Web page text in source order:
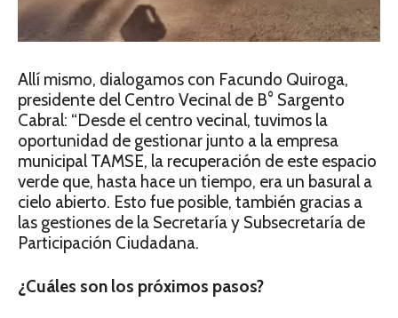
Allí mismo, dialogamos con Facundo Quiroga,
presidente del Centro Vecinal de B° Sargento
Cabral: “Desde el centro vecinal, tuvimos la
oportunidad de gestionar junto a la empresa
municipal TAMSE, la recuperación de este espacio
verde que, hasta hace un tiempo, era un basural a
cielo abierto. Esto fue posible, también gracias a
las gestiones de la Secretaría y Subsecretaría de
Participación Ciudadana.
¿Cuáles son los próximos pasos?